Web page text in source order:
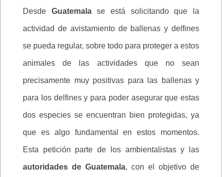
Desde Guatemalase está solicitando que la
actividad de avistamiento de ballenas y delfines
se pueda regular, sobre todo para proteger a estos
animales de las actividades que no sean
precisamente muy positivas para las ballenas y
para los delfines y para poder asegurar que estas
dos especies se encuentran bien protegidas, ya
que es algo fundamental en estos momentos.
Esta petición parte de los ambientalistas y las
autoridades de Guatemala, con el objetivo de